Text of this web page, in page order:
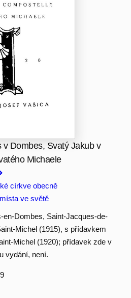
v Dombes, Svatý Jakub v
Michaele
církve obecně
ve světě
en-Dombes, Saint-Jacques-de-
Michel (1915), s přídavkem
Michel (1920); přídavek zde v
vydání, není.